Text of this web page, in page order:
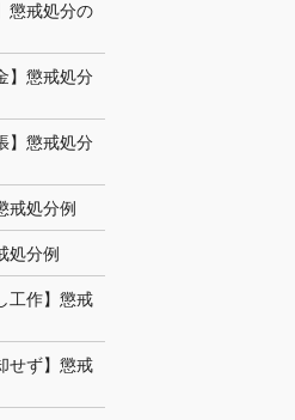
懲戒処分の
】懲戒処分
】懲戒処分
戒処分例
処分例
工作】懲戒
せず】懲戒